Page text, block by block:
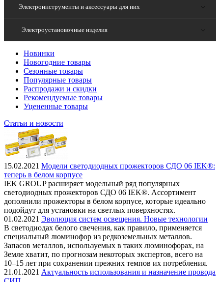
Электроинструменты и аксессуары для них
Электроустановочные изделия
Новинки
Новогодние товары
Сезонные товары
Популярные товары
Распродажи и скидки
Рекомендуемые товары
Уцененные товары
Статьи и новости
15.02.2021 Модели светодиодных прожекторов СДО 06 IEK®:
теперь в белом корпусе
IEK GROUP расширяет модельный ряд популярных
светодиодных прожекторов СДО 06 IEK®. Ассортимент
дополнили прожекторы в белом корпусе, которые идеально
подойдут для установки на светлых поверхностях.
01.02.2021 Эволюция систем освещения. Новые технологии
В светодиодах белого свечения, как правило, применяется
специальный люминофор из редкоземельных металлов.
Запасов металлов, используемых в таких люминофорах, на
Земле хватит, по прогнозам некоторых экспертов, всего на
10–15 лет при сохранении прежних темпов их потребления.
21.01.2021 Актуальность использования и назначение провода